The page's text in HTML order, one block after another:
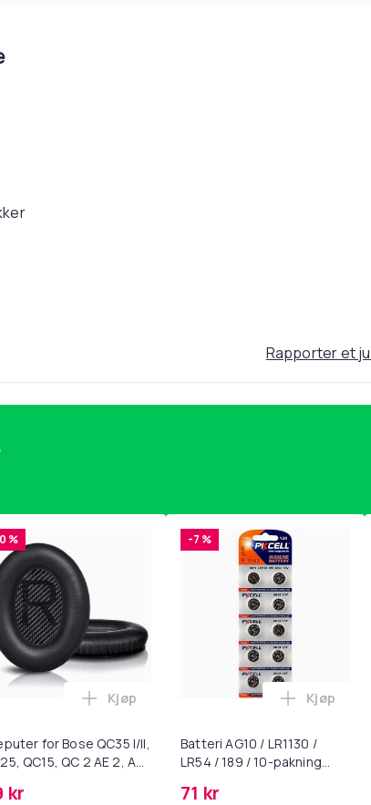
Rapporter et
6-rørs fotpedal motstandsbånd - mage- og
%
for Bose QC35 I/II,
QC15, QC 2 AE 2, AE
Black
kr
Legg Øreputer for Bose QC35 I/II, QC25,
Kjøp
-7 %
Batteri AG10 / LR1130 /
LR54 / 189 / 10-pakning
71 kr
Legg
Kjøp